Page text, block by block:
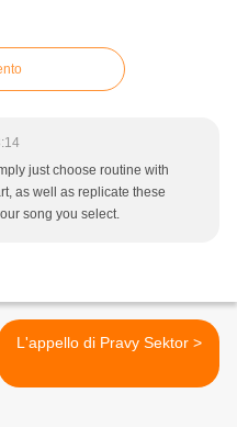
just choose routine with
as well as replicate these
song you select.
L'appello di Pravy Sektor >